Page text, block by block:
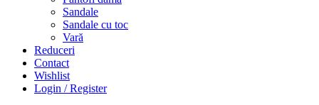
Sandale
Sandale cu toc
Vară
Reduceri
Contact
Wishlist
Login / Register